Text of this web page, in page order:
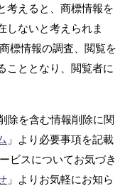
考えると、商標情報を
しないと考えられま
標情報の調査、閲覧を
こととなり、閲覧者に
除を含む情報削除に関
」より必要事項を記載
ビスについてお気づき
」よりお気軽にお知ら